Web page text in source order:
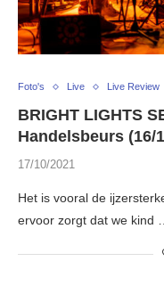
Foto's Live Live Review
BRIGHT LIGHTS
Handelsbeurs (16/
17/10/2021
Het is vooral de
ervoor zorgt dat we kind